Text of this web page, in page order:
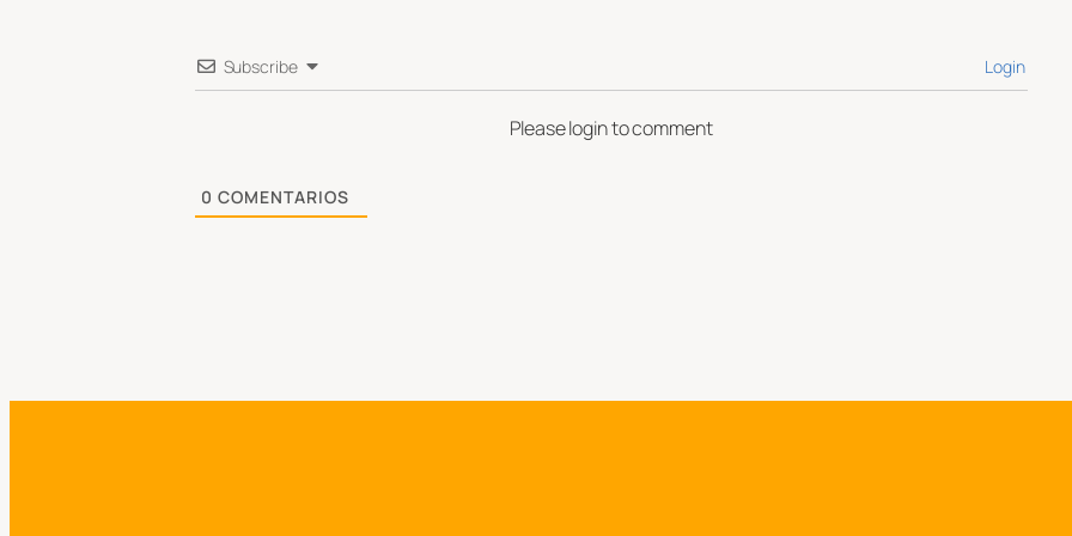
Subscribe Login
Please login to comment
0 COMENTARIOS